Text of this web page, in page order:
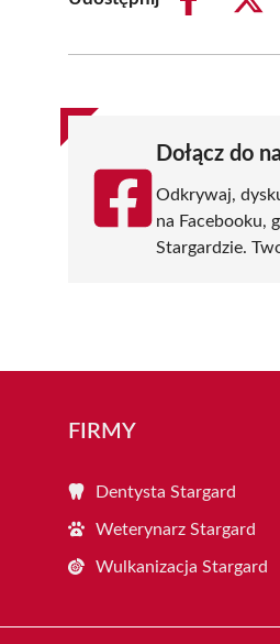
Share
Dołącz do
Odkrywaj,
na Facebooku,
Stargardzie.
FIRMY
Dentysta Stargard
Weterynarz Stargard
Wulkanizacja Stargard